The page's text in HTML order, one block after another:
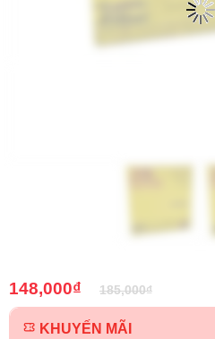
148,000₫ 185,000₫
KHUYẾN MÃI